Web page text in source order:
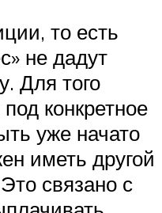
то есть
не дадут
Для того
конкретное
уже начато
иметь другой
связано с